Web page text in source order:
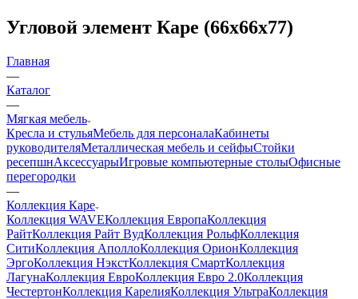
Угловой элемент Каре (66х66х77)
Главная
—
Каталог
—
Мягкая мебель
Кресла и стульяМебель для персоналаКабинеты
руководителяМеталлическая мебель и сейфыСтойки
ресепшнАксессуарыИгровые компьютерные столыОфисные
перегородки
—
Коллекция Каре
Коллекция WAVEКоллекция ЕвропаКоллекция
РайтКоллекция Райт ВудКоллекция РольфКоллекция
СитиКоллекция АполлоКоллекция ОрионКоллекция
ЭргоКоллекция НэкстКоллекция СмартКоллекция
ЛагунаКоллекция ЕвроКоллекция Евро 2.0Коллекция
ЧестертонКоллекция КарелияКоллекция УльтраКоллекция